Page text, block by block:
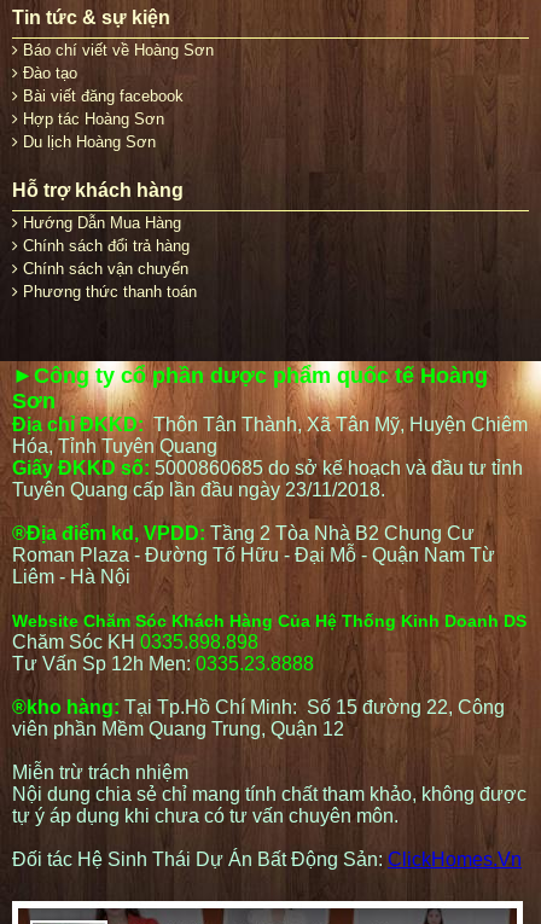
Tin tức & sự kiện
Báo chí viết về Hoàng Sơn
Đào tạo
Bài viết đăng facebook
Hợp tác Hoàng Sơn
Du lịch Hoàng Sơn
Hỗ trợ khách hàng
Hướng Dẫn Mua Hàng
Chính sách đổi trả hàng
Chính sách vận chuyển
Phương thức thanh toán
►Công ty cổ phần dược phẩm quốc tế Hoàng
Sơn
Địa chỉ ĐKKD: Thôn Tân Thành, Xã Tân Mỹ, Huyện Chiêm
Hóa, Tỉnh Tuyên Quang
Giấy ĐKKD số: 5000860685 do sở kế hoạch và đầu tư tỉnh
Tuyên Quang cấp lần đầu ngày 23/11/2018.
®Địa điểm kd, VPDD: Tầng 2 Tòa Nhà B2 Chung Cư
Roman Plaza - Đường Tố Hữu - Đại Mỗ - Quận Nam Từ
Liêm - Hà Nội
Website Chăm Sóc Khách Hàng Của Hệ Thống Kinh Doanh DS
Chăm Sóc KH 0335.898.898
Tư Vấn Sp 12h Men:0335.23.8888
®kho hàng: Tại Tp.Hồ Chí Minh: Số 15 đường 22, Công
viên phần Mềm Quang Trung, Quận 12
Miễn trừ trách nhiệm
Nội dung chia sẻ chỉ mang tính chất tham khảo, không được
tự ý áp dụng khi chưa có tư vấn chuyên môn.
Đối tác Hệ Sinh Thái Dự Án Bất Động Sản: ClickHomes.Vn